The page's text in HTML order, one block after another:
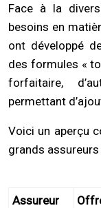
Face à la
besoins en
ont développé
des formules «
forfaitaire,
permettant
Voici un aperçu
grands assureurs
Assureur